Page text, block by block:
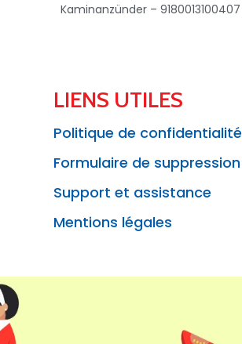
Kaminanzünder – 9180013100407
LIENS UTILES
Politique de confidentialité
Formulaire de suppression
Support et assistance
Mentions légales